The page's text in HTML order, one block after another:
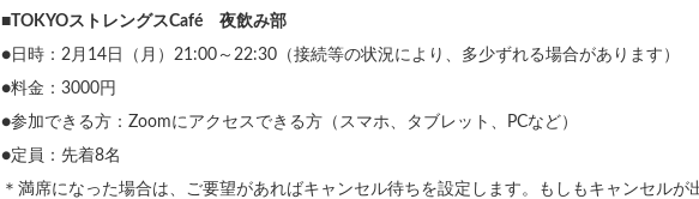
■TOKYOストレングスCafé 夜飲み部
●日時：2月14日（月）21:00～22:30（接続等の状況により、多少ずれる場合があります）
●料金：3000円
●参加できる方：Zoomにアクセスできる方（スマホ、タブレット、PCなど）
●定員：先着8名
＊満席になった場合は、ご要望があればキャンセル待ちを設定します。もしもキャンセルが